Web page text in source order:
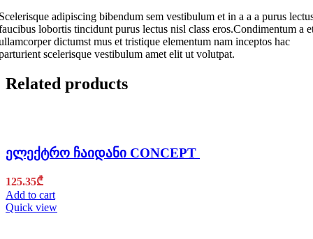
adipiscing bibendum sem vestibulum et in a a a purus
lobortis tincidunt purus lectus nisl class eros.Condimentum a
dictumst mus et tristique elementum nam inceptos hac
scelerisque vestibulum amet elit ut volutpat.
Related products
ელექტრო ჩაიდანი CONCEPT
125.35₾
Add to cart
Quick view